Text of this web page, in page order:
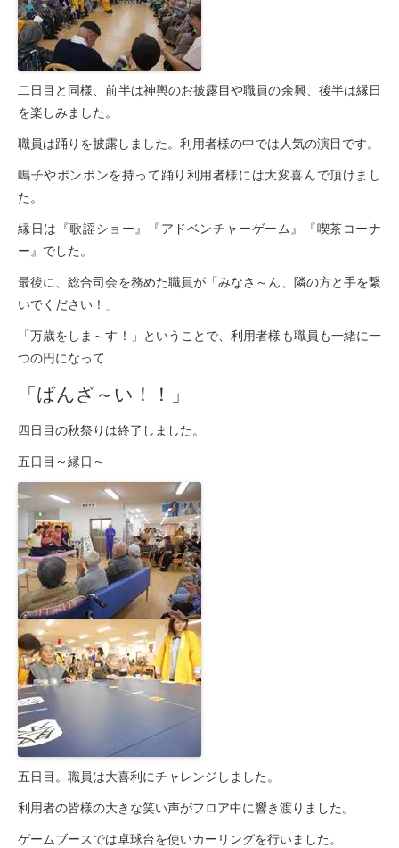
二日目と同様、前半は神輿のお披露目や職員の余興、後半は縁日
を楽しみました。
職員は踊りを披露しました。利用者様の中では人気の演目です。
鳴子やポンポンを持って踊り利用者様には大変喜んで頂けまし
た。
縁日は『歌謡ショー』『アドベンチャーゲーム』『喫茶コーナ
ー』でした。
最後に、総合司会を務めた職員が「みなさ～ん、隣の方と手を繋
いでください！」
「万歳をしま～す！」ということで、利用者様も職員も一緒に一
つの円になって
「ばんざ～い！！」
四日目の秋祭りは終了しました。
五日目～縁日～
五日目。職員は大喜利にチャレンジしました。
利用者の皆様の大きな笑い声がフロア中に響き渡りました。
ゲームブースでは卓球台を使いカーリングを行いました。